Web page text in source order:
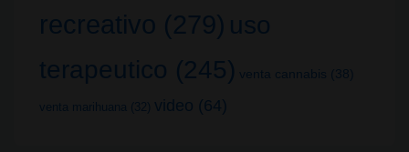
recreativo (279) uso
terapeutico (245) venta cannabis (38)
venta marihuana (32) video (64)